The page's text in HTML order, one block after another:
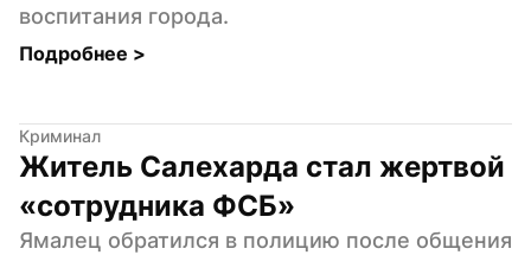
воспитания города.
Подробнее >
Криминал
Житель Салехарда стал жертвой
«сотрудника ФСБ»
Ямалец обратился в полицию после общения